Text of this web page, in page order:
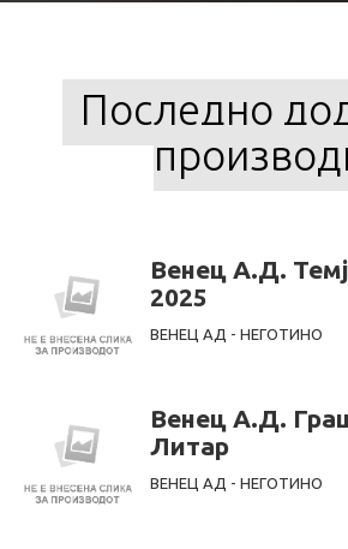
Последно
Венец А.Д.
2025
ВЕНЕЦ АД - НЕГОТИНО
Венец А.Д.
Литар
ВЕНЕЦ АД - НЕГОТИНО